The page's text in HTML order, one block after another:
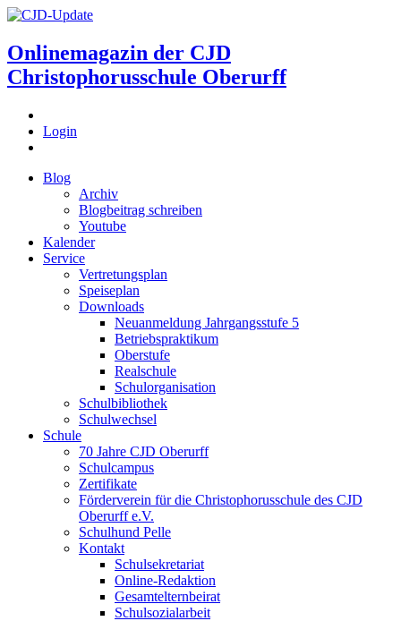
Onlinemagazin der CJD
Christophorusschule Oberurff
Login
Blog
Archiv
Blogbeitrag schreiben
Youtube
Kalender
Service
Vertretungsplan
Speiseplan
Downloads
Neuanmeldung Jahrgangsstufe 5
Betriebspraktikum
Oberstufe
Realschule
Schulorganisation
Schulbibliothek
Schulwechsel
Schule
70 Jahre CJD Oberurff
Schulcampus
Zertifikate
Förderverein für die Christophorusschule des CJD
Oberurff e.V.
Schulhund Pelle
Kontakt
Schulsekretariat
Online-Redaktion
Gesamtelternbeirat
Schulsozialarbeit